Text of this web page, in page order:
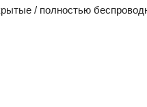
/ полностью